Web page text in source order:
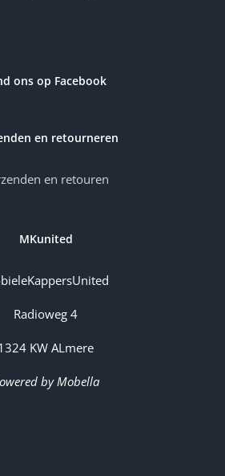
ons op Facebook
en retourneren
en retouren
MKunited
Radioweg 4
KW ALmere
by Mobella